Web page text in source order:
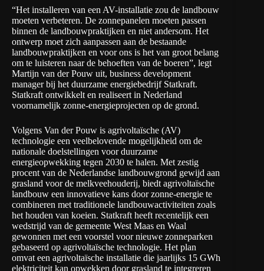
“Het installeren van een AV-installatie zou de landbouw
moeten verbeteren. De zonnepanelen moeten passen
binnen de landbouwpraktijken en niet andersom. Het
ontwerp moet zich aanpassen aan de bestaande
landbouwpraktijken en voor ons is het van groot belang
om te luisteren naar de behoeften van de boeren”, legt
Martijn van der Pouw uit, business development
manager bij het duurzame energiebedrijf Statkraft.
Statkraft ontwikkelt en realiseert in Nederland
voornamelijk zonne-energieprojecten op de grond.
Volgens Van der Pouw is agrivoltaïsche (AV)
technologie een veelbelovende mogelijkheid om de
nationale doelstellingen voor duurzame
energieopwekking tegen 2030 te halen. Met zestig
procent van de Nederlandse landbouwgrond gewijd aan
grasland voor de melkveehouderij, biedt agrivoltaïsche
landbouw een innovatieve kans door zonne-energie te
combineren met traditionele landbouwactiviteiten zoals
het houden van koeien. Statkraft heeft recentelijk een
wedstrijd van de gemeente West Maas en Waal
gewonnen met een voorstel voor nieuwe zonneparken
gebaseerd op agrivoltaïsche technologie. Het plan
omvat een agrivoltaïsche installatie die jaarlijks 15 GWh
elektriciteit kan opwekken door grasland te integreren